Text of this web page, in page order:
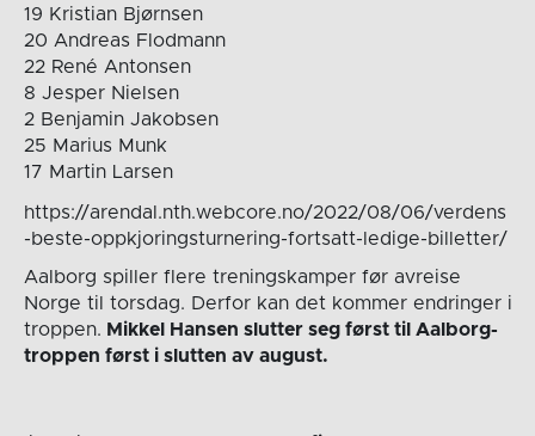
19 Kristian Bjørnsen
20 Andreas Flodmann
22 René Antonsen
8 Jesper Nielsen
2 Benjamin Jakobsen
25 Marius Munk
17 Martin Larsen
https://arendal.nth.webcore.no/2022/08/06/verdens
-beste-oppkjoringsturnering-fortsatt-ledige-billetter/
Aalborg spiller flere treningskamper før avreise
Norge til torsdag. Derfor kan det kommer endringer i
troppen. Mikkel Hansen slutter seg først til Aalborg-
troppen først i slutten av august.